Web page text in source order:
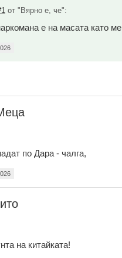
от "Вярно е, че":
е на масата като
по Дара - чалга,
на китайката!